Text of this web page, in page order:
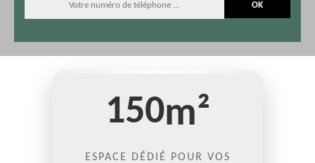
150m²
ESPACE DÉDIÉ POUR VOS